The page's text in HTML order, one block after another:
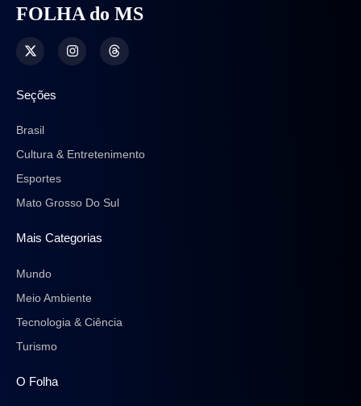
FOLHA do MS
Seções
Brasil
Cultura & Entretenimento
Esportes
Mato Grosso Do Sul
Mais Categorias
Mundo
Meio Ambiente
Tecnologia & Ciência
Turismo
O Folha